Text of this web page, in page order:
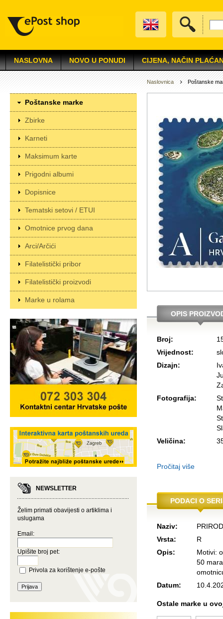
NASLOVNA NOVO U PONUDI CIJENA, NAČIN
Poštanske marke
Zbirke
Karneti
Maksimum karte
Prigodni albumi
Dopisnice
Tematski setovi / ETUI
Omotnice prvog dana
Arci/Arčići
Filatelistički pribor
Filatelistički proizvodi
Marke u rolama
NEWSLETTER
Želim primati obavijesti o artiklima i
uslugama
Email:
Upišite broj pet:
Privola za korištenje e-pošte
Naslovnica Poštanske
OPIS
Broj:
Vrijednost:
Dizajn:
Fotografija:
Veličina:
Pročitaj više
PODACI O
Naziv:
Vrsta:
R
Opis:
Motivi:
50
Datum:
Ostale marke u